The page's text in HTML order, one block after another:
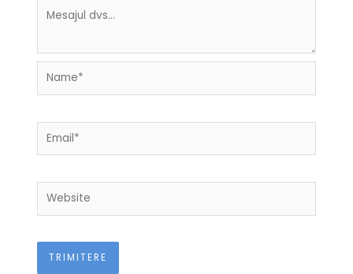
Name*
Email*
Website